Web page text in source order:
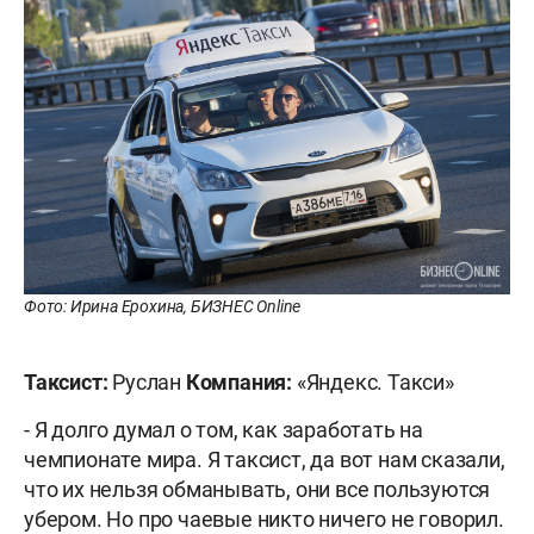
Фото: Ирина Ерохина, БИЗНЕС Online
Таксист: Руслан Компания: «Яндекс. Такси»
- Я долго думал о том, как заработать на
чемпионате мира. Я таксист, да вот нам сказали,
что их нельзя обманывать, они все пользуются
убером. Но про чаевые никто ничего не говорил.